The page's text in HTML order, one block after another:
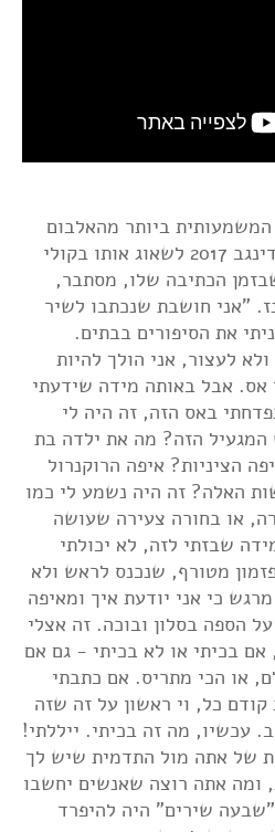
ביותר מהאלבום
הראשון, וגרם לקהל באינדינגב 2017 לשאוג אותו בקולי
הכתיבה שלו, מסתבר,
"אני חושבת שנכתבו לשיר
את הסיפורים בבתים.
לעצור, אני הולך להיות
אס. אבל באותה מידה שידעתי
באס הזה, זה היה לי
הזה? מה את ילדה בת
הציניות? איפה הרוקנרול
האלה? זה היה נשמע לי כמו
או בחורה צעירה שעושה
שבזתי לזה, לא יכולתי
מטורף, שנכנס לראש ולא
כי אני יודעת איך ומאיפה
הספה בסלון ובוכה. זה אצלי
בכיתי או לא בכיתי - גם אם
או הכי מתריס. אם כתבתי
קודם כל, וי ראשון על זה שזה
עכשיו, מה זה בכיתי. ייללתי!
של אתה מול התדמית שיש לך
ומה אתה רוצה שאנשים יחשבו
שירים" היה להיפרד